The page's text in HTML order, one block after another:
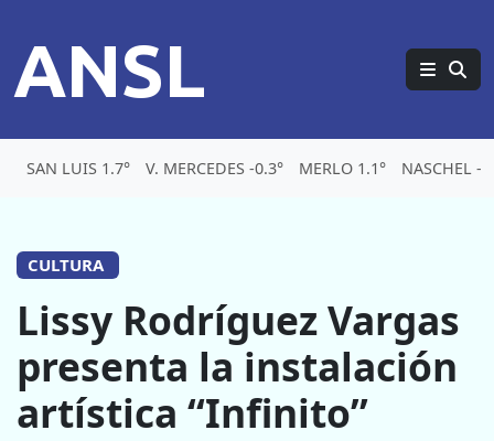
ANSL
SAN LUIS 1.7° V. MERCEDES -0.3° MERLO 1.1° NASCHEL -
CULTURA
Lissy Rodríguez Vargas
presenta la instalación
artística “Infinito”